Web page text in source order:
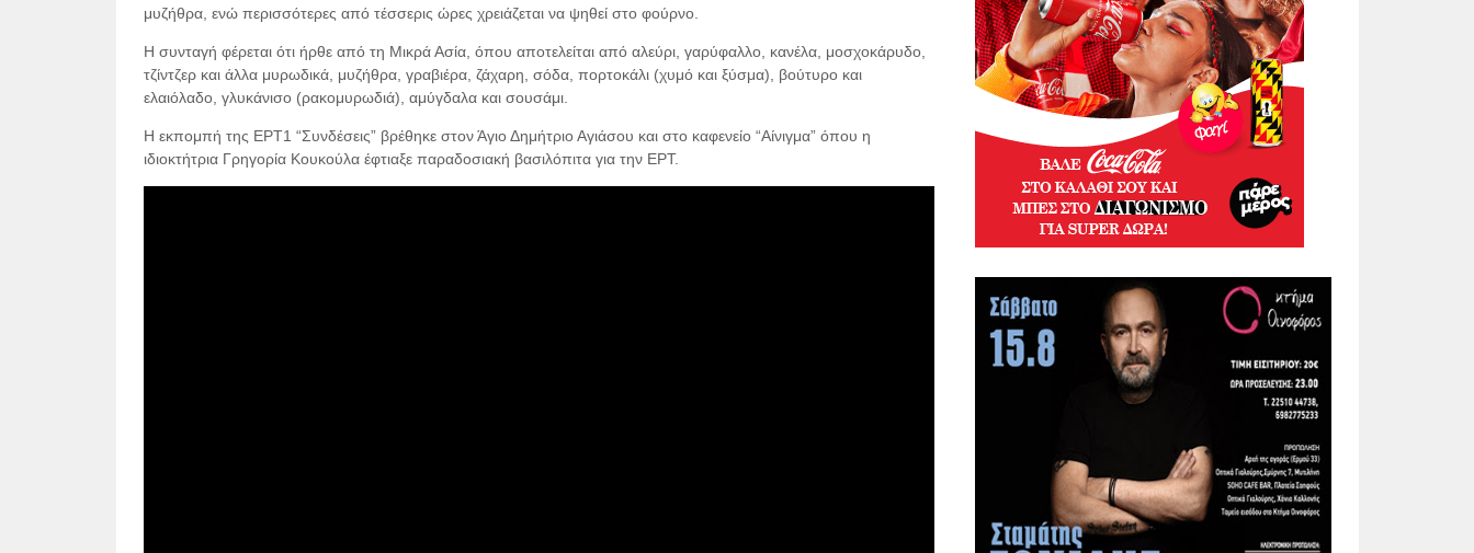
μυζήθρα, ενώ περισσότερες από τέσσερις ώρες χρειάζεται να ψηθεί στο φούρνο.
Η συνταγή φέρεται ότι ήρθε από τη Μικρά Ασία, όπου αποτελείται από αλεύρι, γαρύφαλλο, κανέλα, μοσχοκάρυδο,
τζίντζερ και άλλα μυρωδικά, μυζήθρα, γραβιέρα, ζάχαρη, σόδα, πορτοκάλι (χυμό και ξύσμα), βούτυρο και
ελαιόλαδο, γλυκάνισο (ρακομυρωδιά), αμύγδαλα και σουσάμι.
Η εκπομπή της ΕΡΤ1 “Συνδέσεις” βρέθηκε στον Άγιο Δημήτριο Αγιάσου και στο καφενείο “Αίνιγμα” όπου η
ιδιοκτήτρια Γρηγορία Κουκούλα έφτιαξε παραδοσιακή βασιλόπιτα για την ΕΡΤ.